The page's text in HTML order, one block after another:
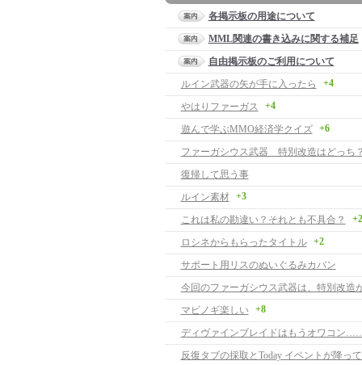
各掲示板の用途について
MML関連の書き込みに関する補足
自由掲示板のご利用について
ルイン武器の矢が手に入ったら
+4
やはりファーガス +4
遊んで学ぶMMO経済学クイズ +6
ファーガシウス武器 特別改造はどっち
復帰して思う事
ルイン素材
+3
これは私の勘違い？それとも不具合？ +2
ロシネからもらったタイトル +2
サポート用リスのぬいぐるみカバン
今回のファーガシウス武器は、特別改造
マビノギ楽しい
+8
ディヴァインブレイドはもうオワコン
反復タブの採取とToday イベントが降っ